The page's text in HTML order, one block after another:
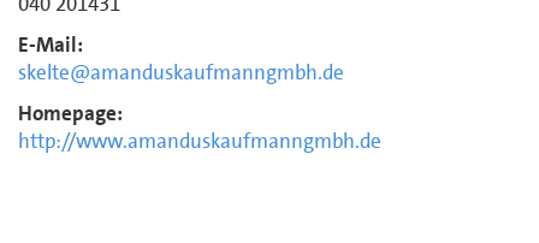
E-Mail:
skelte@amanduskaufmanngmbh.de
Homepage:
http://www.amanduskaufmanngmbh.de